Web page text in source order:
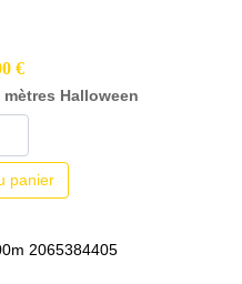
€
mètres Halloween
panier